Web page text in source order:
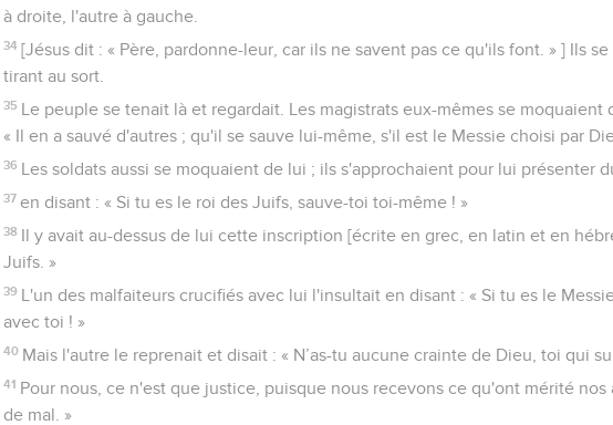
à droite, l'autre à gauche.
34 [Jésus dit : « Père, pardonne-leur, car ils ne savent pas ce qu'ils font. » ] Ils
tirant au sort.
35 Le peuple se tenait là et regardait. Les magistrats eux-mêmes se moquaient
« Il en a sauvé d'autres ; qu'il se sauve lui-même, s'il est le Messie choisi par
36 Les soldats aussi se moquaient de lui ; ils s'approchaient pour lui présenter
37 en disant : « Si tu es le roi des Juifs, sauve-toi toi-même ! »
38 Il y avait au-dessus de lui cette inscription [écrite en grec, en latin et en
Juifs. »
39 L'un des malfaiteurs crucifiés avec lui l'insultait en disant : « Si tu es le
avec toi ! »
40 Mais l'autre le reprenait et disait : « N’as-tu aucune crainte de Dieu, toi qui
41 Pour nous, ce n'est que justice, puisque nous recevons ce qu'ont mérité
de mal. »